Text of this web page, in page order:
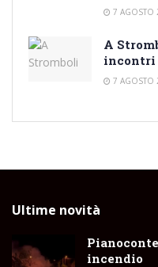
7 AGOSTO
A
incontri
7 AGOSTO
Ultime novità
incendio